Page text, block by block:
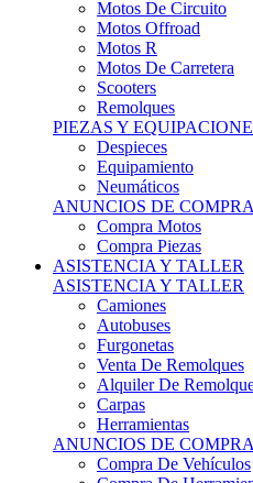
Motos R
Motos De Carretera
Scooters
Remolques
PIEZAS Y EQUIPACIONES
Despieces
Equipamiento
Neumáticos
ANUNCIOS DE COMPRA
Compra Motos
Compra Piezas
ASISTENCIA Y TALLER
ASISTENCIA Y TALLER
Camiones
Autobuses
Furgonetas
Venta De Remolques
Alquiler De
Carpas
Herramientas
ANUNCIOS DE COMPRA
Compra De Vehículos
Compra De